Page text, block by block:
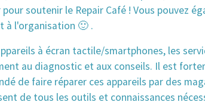
soutenir le Repair Café ! Vous pouvez
à l'organisation 🙂 .
à écran tactile/smartphones, les
au diagnostic et aux conseils. Il est
de faire réparer ces appareils par des
de tous les outils et connaissances